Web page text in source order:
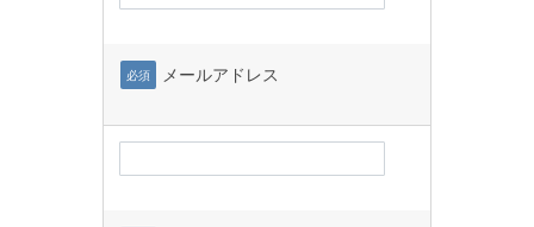
必須 メールアドレス